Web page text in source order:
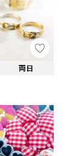
両日